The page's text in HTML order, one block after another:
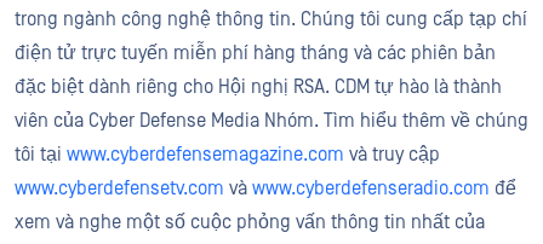
trong ngành công nghệ thông tin. Chúng tôi cung cấp tạp chí
điện tử trực tuyến miễn phí hàng tháng và các phiên bản
đặc biệt dành riêng cho Hội nghị RSA. CDM tự hào là thành
viên của Cyber Defense Media Nhóm. Tìm hiểu thêm về chúng
tôi tại www.cyberdefensemagazine.com và truy cập
www.cyberdefensetv.com và www.cyberdefenseradio.com để
xem và nghe một số cuộc phỏng vấn thông tin nhất của